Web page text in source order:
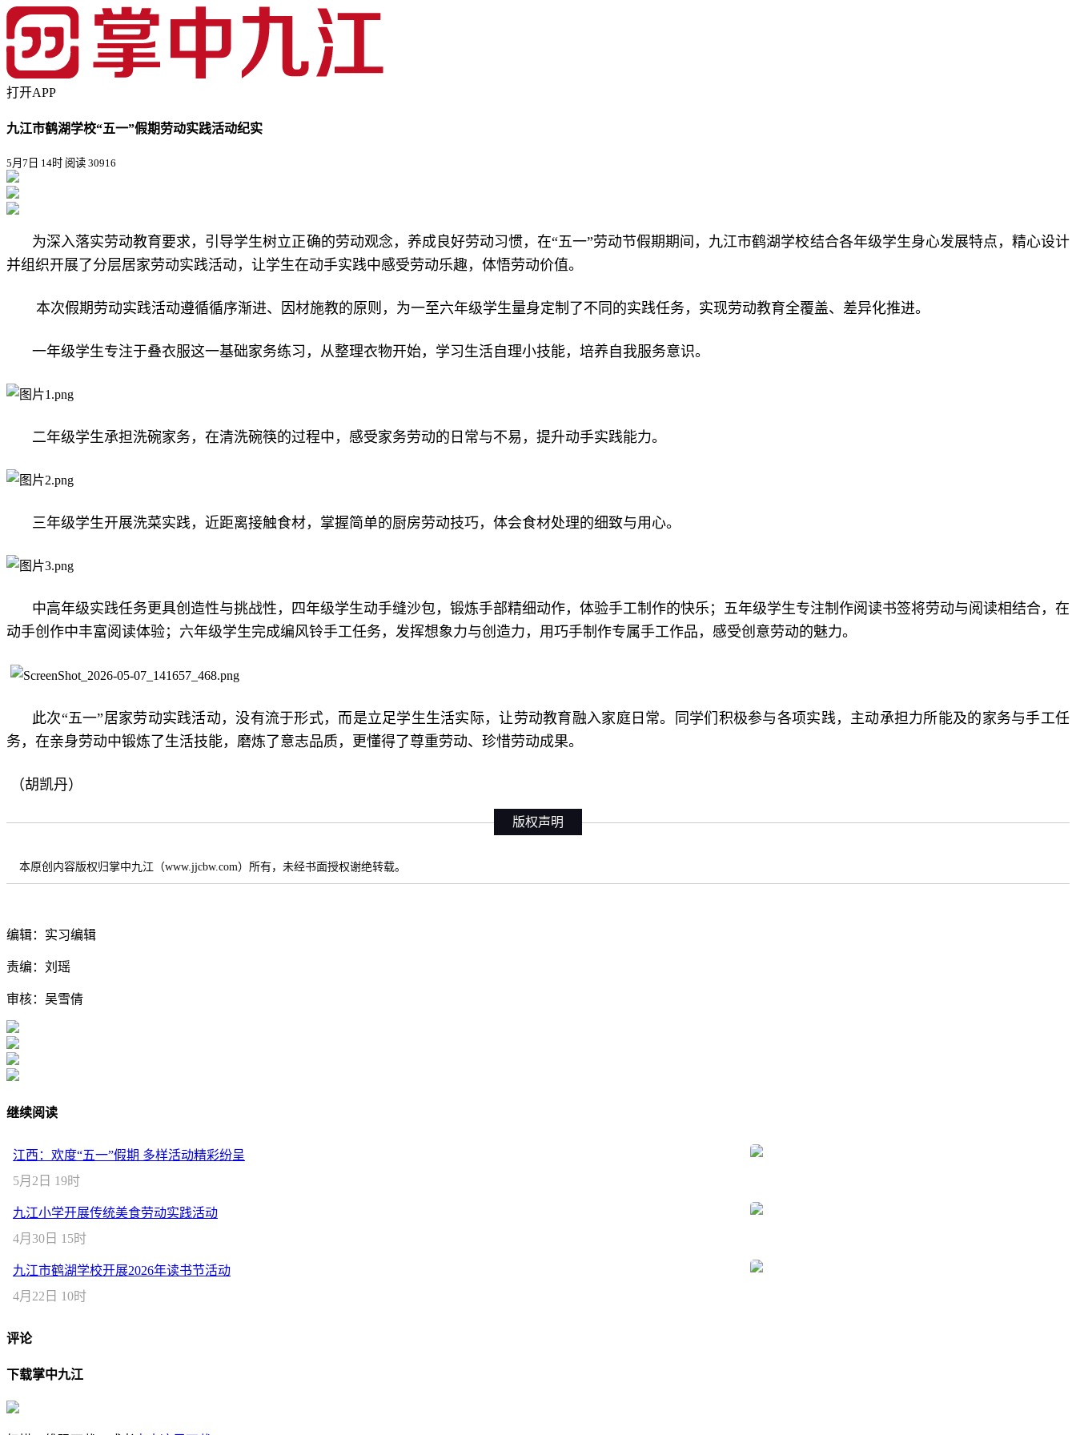
打开APP
九江市鹤湖学校“五一”假期劳动实践活动纪实
5月7日 14时 阅读 30916
为深入落实劳动教育要求，引导学生树立正确的劳动观念，养成良好劳动习惯，在“五一”劳动节假期期间，九江市鹤湖学校结合各年级学生身心发展特点，精心设计
并组织开展了分层居家劳动实践活动，让学生在动手实践中感受劳动乐趣，体悟劳动价值。
本次假期劳动实践活动遵循循序渐进、因材施教的原则，为一至六年级学生量身定制了不同的实践任务，实现劳动教育全覆盖、差异化推进。
一年级学生专注于叠衣服这一基础家务练习，从整理衣物开始，学习生活自理小技能，培养自我服务意识。
二年级学生承担洗碗家务，在清洗碗筷的过程中，感受家务劳动的日常与不易，提升动手实践能力。
三年级学生开展洗菜实践，近距离接触食材，掌握简单的厨房劳动技巧，体会食材处理的细致与用心。
中高年级实践任务更具创造性与挑战性，四年级学生动手缝沙包，锻炼手部精细动作，体验手工制作的快乐；五年级学生专注制作阅读书签将劳动与阅读相结合，在
动手创作中丰富阅读体验；六年级学生完成编风铃手工任务，发挥想象力与创造力，用巧手制作专属手工作品，感受创意劳动的魅力。
此次“五一”居家劳动实践活动，没有流于形式，而是立足学生生活实际，让劳动教育融入家庭日常。同学们积极参与各项实践，主动承担力所能及的家务与手工任
务，在亲身劳动中锻炼了生活技能，磨炼了意志品质，更懂得了尊重劳动、珍惜劳动成果。
（胡凯丹）
版权声明
本原创内容版权归掌中九江（www.jjcbw.com）所有，未经书面授权谢绝转载。
编辑：实习编辑
责编：刘瑶
审核：吴雪倩
继续阅读
江西：欢度“五一”假期 多样活动精彩纷呈
5月2日 19时
九江小学开展传统美食劳动实践活动
4月30日 15时
九江市鹤湖学校开展2026年读书节活动
4月22日 10时
评论
下载掌中九江